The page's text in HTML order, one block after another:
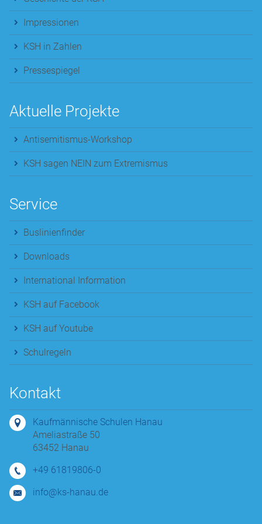
Impressionen
KSH in Zahlen
Pressespiegel
Aktuelle Projekte
Antisemitismus-Workshop
KSH sagen NEIN zum Extremismus
Service
Buslinienfinder
Downloads
International Information
KSH auf Facebook
KSH auf Youtube
Schulregeln
Kontakt
Kaufmännische Schulen Hanau
Ameliastraße 50
63452 Hanau
+49 61819806-0
info@ks-hanau.de